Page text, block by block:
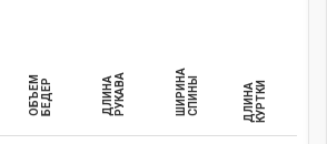
ОБЪЕМБЕДЕР ДЛИНАРУКАВА ШИРИНАСПИНЫ Д
Л
И
Н
А
К
У
Р
Т
КИ